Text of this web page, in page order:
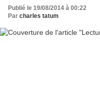
Publié le 19/08/2014 à 00:22
Par charles tatum